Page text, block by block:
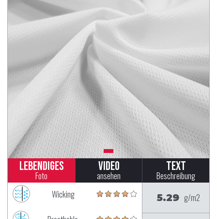
Lebendiges
Foto
Video
ansehen
Text
Beschreibung
Wicking 5.29 g/m2